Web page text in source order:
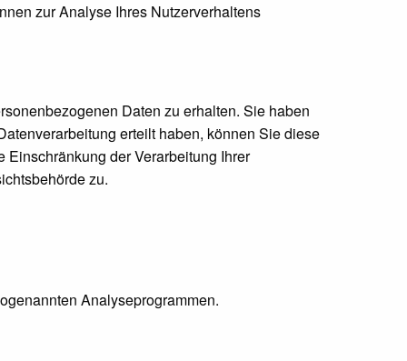
zur Analyse Ihres Nutzerverhaltens
Daten zu erhalten. Sie haben
erteilt haben, können Sie diese
der Verarbeitung Ihrer
zu.
Analyseprogrammen.